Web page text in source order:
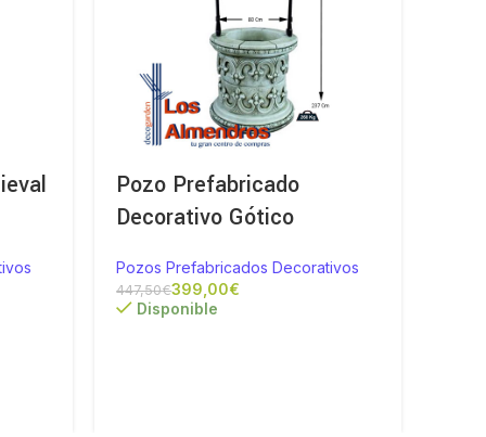
Pozo Prefabricado
Decorativo Gótico
Pozos Prefabricados Decorativos
447,50€399,00€
Disponible